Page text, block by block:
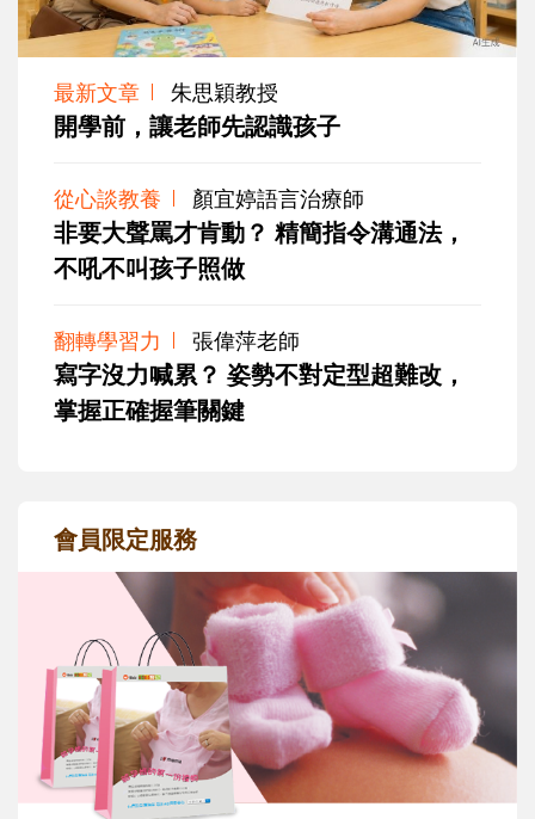
最新文章 朱思穎教授
開學前，讓老師先認識孩子
從心談教養 顏宜婷語言治療師
非要大聲罵才肯動？ 精簡指令溝通法，
不吼不叫孩子照做
翻轉學習力 張偉萍老師
寫字沒力喊累？ 姿勢不對定型超難改，
掌握正確握筆關鍵
會員限定服務